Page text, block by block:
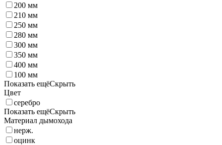
200 мм
210 мм
250 мм
280 мм
300 мм
350 мм
400 мм
100 мм
Показать ещёСкрыть
Цвет
серебро
Показать ещёСкрыть
Материал дымохода
нерж.
оцинк